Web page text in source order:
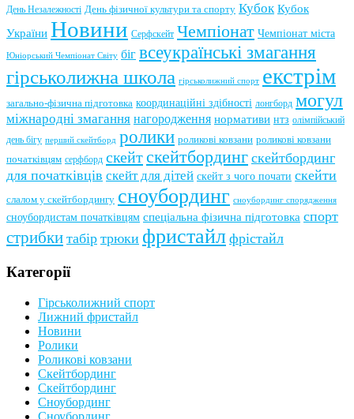
День Незалежності День фізичної культури та спорту Кубок Кубок
України Новини Серфскейт Чемпіонат Чемпіонат міста
Юніорський Чемпіонат Світу біг всеукраїнські змагання
гірськолижна школа гірськолижний спорт екстрім
загально-фізична підготовка координаційні здібності лонгборд могул
міжнародні змагання нагородження нормативи нтз олімпійський
день бігу перший скейтборд ролики роликові ковзани роликові ковзани
початківцям серфборд скейтскейтбординг скейтбординг
для початківців скейт для дітей скейт з чого почати скейти
слалом у скейтбордингу сноубординг сноубординг спорядження
сноубордистам початківцям спеціальна фізична підготовка спорт
стрибки табір трюки фристайл фрістайл
Категорії
Гірськолижний спорт
Лижний фристайл
Новини
Ролики
Роликові ковзани
Скейтбординг
Скейтбординг
Сноубординг
Сноубординг